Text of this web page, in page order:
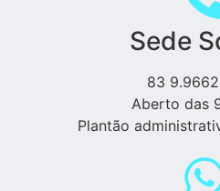
Sede
83
Aberto das
Plantão